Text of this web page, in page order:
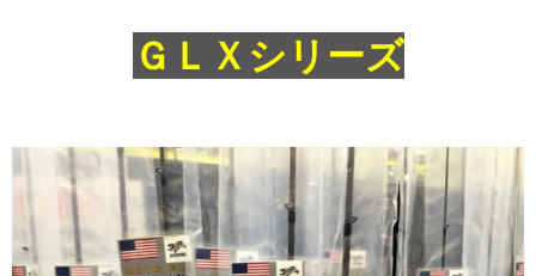
ＧＬＸシリーズ